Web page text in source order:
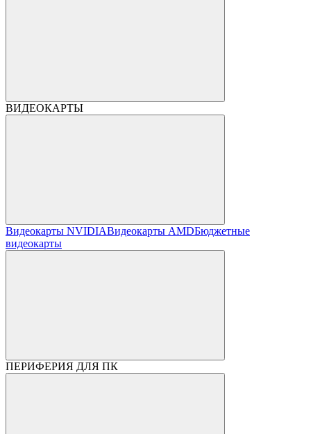
ВИДЕОКАРТЫ
Видеокарты NVIDIAВидеокарты AMDБюджетные
видеокарты
ПЕРИФЕРИЯ ДЛЯ ПК